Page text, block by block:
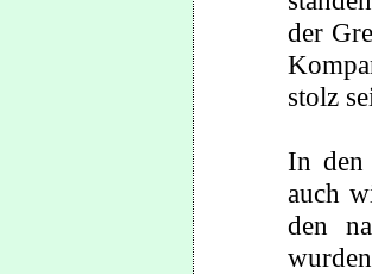
der
stolz
In den
auch
den